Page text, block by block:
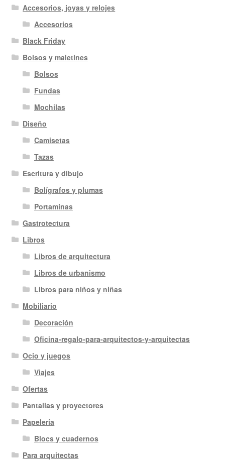
Accesorios, joyas y relojes
Accesorios
Black Friday
Bolsos y maletines
Bolsos
Fundas
Mochilas
Diseño
Camisetas
Tazas
Escritura y dibujo
Bolígrafos y plumas
Portaminas
Gastrotectura
Libros
Libros de arquitectura
Libros de urbanismo
Libros para niños y niñas
Mobiliario
Decoración
Oficina-regalo-para-arquitectos-y-arquitectas
Ocio y juegos
Viajes
Ofertas
Pantallas y proyectores
Papelería
Blocs y cuadernos
Para arquitectas